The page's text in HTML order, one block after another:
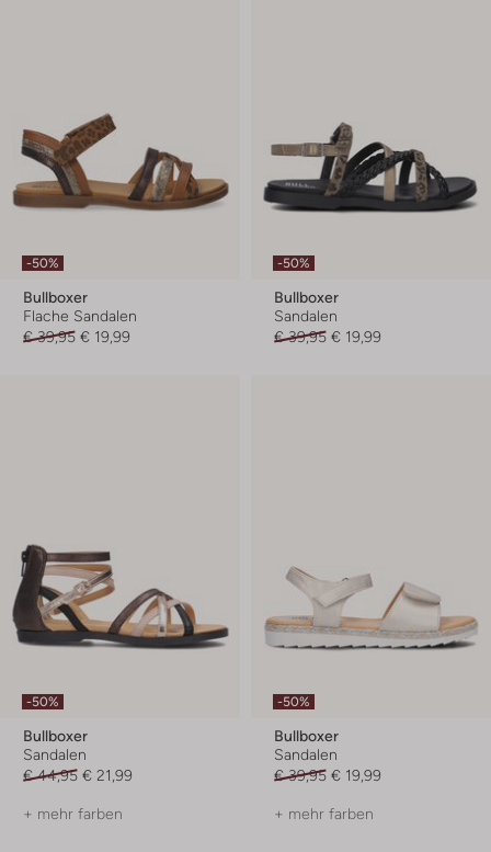
-50%
Bullboxer
Flache Sandalen
€ 39,95 € 19,99
-50%
Bullboxer
Sandalen
€ 39,95 € 19,99
-50%
Bullboxer
Sandalen
€ 44,95 € 21,99
+ mehr farben
-50%
Bullboxer
Sandalen
€ 39,95 € 19,99
+ mehr farben